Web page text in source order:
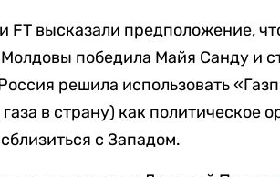
FT высказали предположение,
победила Майя Санду и
решила использовать
в страну) как политическое
с Западом.